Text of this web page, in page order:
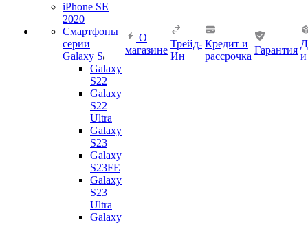
iPhone SE
2020
Смартфоны
серии
Galaxy S
Galaxy
S22
Galaxy
S22
Ultra
Galaxy
S23
Galaxy
S23FE
Galaxy
S23
Ultra
Galaxy
О
магазине
Трейд-
Ин
Кредит и
рассрочка
Гарантия
и